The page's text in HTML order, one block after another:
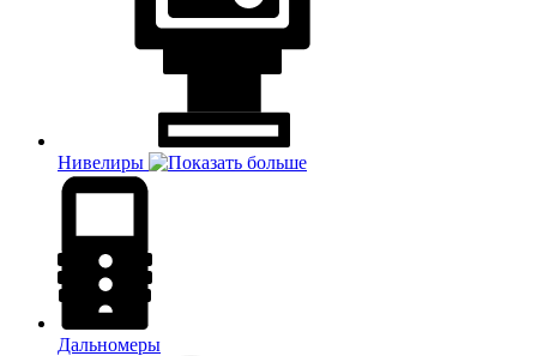
Нивелиры
Дальномеры